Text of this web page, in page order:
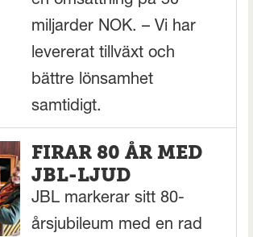
miljarder NOK. – Vi har
levererat tillväxt och
bättre lönsamhet
samtidigt.
FIRAR 80 ÅR MED
JBL-LJUD
JBL markerar sitt 80-
årsjubileum med en rad